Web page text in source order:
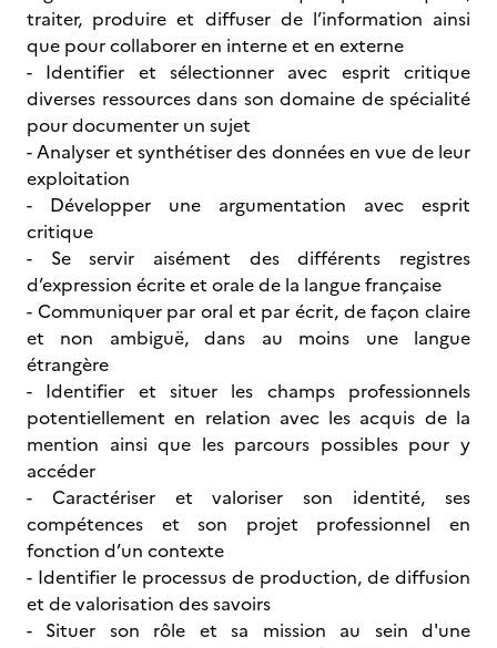
traiter, produire et diffuser de l’information ainsi
que pour collaborer en interne et en externe
- Identifier et sélectionner avec esprit critique
diverses ressources dans son domaine de spécialité
pour documenter un sujet
- Analyser et synthétiser des données en vue de leur
exploitation
- Développer une argumentation avec esprit
critique
- Se servir aisément des différents registres
d’expression écrite et orale de la langue française
- Communiquer par oral et par écrit, de façon claire
et non ambiguë, dans au moins une langue
étrangère
- Identifier et situer les champs professionnels
potentiellement en relation avec les acquis de la
mention ainsi que les parcours possibles pour y
accéder
- Caractériser et valoriser son identité, ses
compétences et son projet professionnel en
fonction d’un contexte
- Identifier le processus de production, de diffusion
et de valorisation des savoirs
- Situer son rôle et sa mission au sein d'une